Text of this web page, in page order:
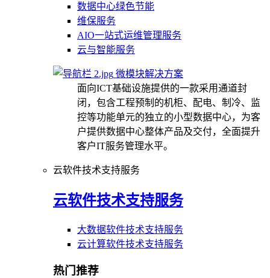
数据中心绿色节能
维保服务
AIO一站式运维管理服务
云与智能服务
微模块解决方案
面向ICT基础设施提供的一款采用通道封
闭，包含工程预制的机柜、配电、制冷、监
控等功能单元的独立的小型数据中心，为客
户提供数据中心整体产品及交付，全面提升
客户IT服务管理水平。
云软件技术支持服务
云软件技术支持服务
大数据软件技术支持服务
云计算软件技术支持服务
热门推荐